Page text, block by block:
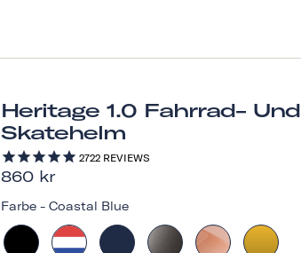
Heritage 1.0 Fahrrad- Und
Skatehelm
2722 REVIEWS
860 kr
Farbe - Coastal Blue